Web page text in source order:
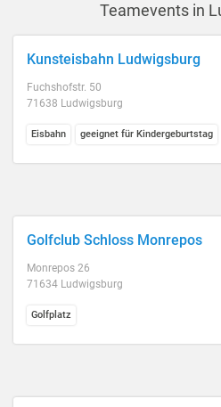
Teamevents in
Kunsteisbahn Ludwigsburg
Fuchshofstr. 50
71638 Ludwigsburg
Eisbahn geeignet für Kindergeburtstag
Golfclub Schloss Monrepos
Monrepos 26
71634 Ludwigsburg
Golfplatz